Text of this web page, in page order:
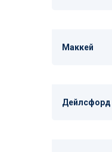
Маккей
Дейлсфорд